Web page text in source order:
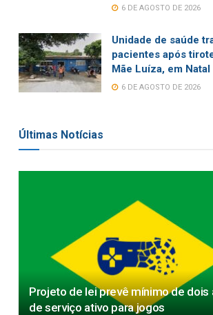
6 DE AGOSTO DE 2026
Unidade de saúde
pacientes após
Mãe Luíza, em Natal
6 DE AGOSTO DE 2026
Últimas Notícias
Projeto de lei prevê mínimo de dois
de serviço ativo para jogos